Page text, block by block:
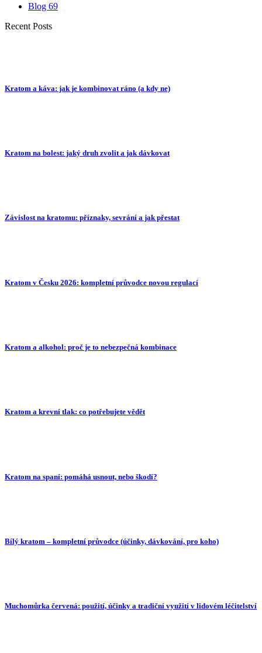
Blog 69
Recent Posts
Kratom a káva: jak je kombinovat ráno (a kdy ne)
Kratom na bolest: jaký druh zvolit a jak dávkovat
Závislost na kratomu: příznaky, sevrání a jak přestat
Kratom v Česku 2026: kompletní průvodce novou regulací
Kratom a alkohol: proč je to nebezpečná kombinace
Kratom a krevní tlak: co potřebujete vědět
Kratom na spaní: pomáhá usnout, nebo škodí?
Bílý kratom – kompletní průvodce (účinky, dávkování, pro koho)
Muchomůrka červená: použití, účinky a tradiční využití v lidovém léčitelství